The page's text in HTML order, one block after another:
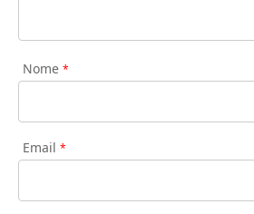
Nome *
Email *